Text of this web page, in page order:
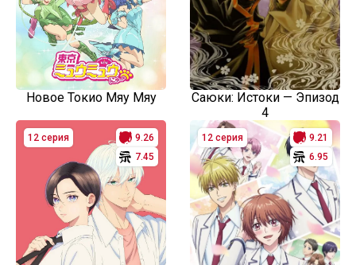
Новое Токио Мяу Мяу
Саюки: Истоки — Эпизод
4
12 серия
9.26
7.45
12 серия
9.21
6.95